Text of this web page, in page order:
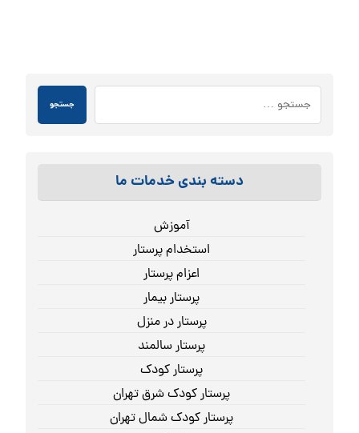
جستجو
دسته بندی خدمات ما
آموزش
استخدام پرستار
اعزام پرستار
پرستار بیمار
پرستار در منزل
پرستار سالمند
پرستار کودک
پرستار کودک شرق تهران
پرستار کودک شمال تهران